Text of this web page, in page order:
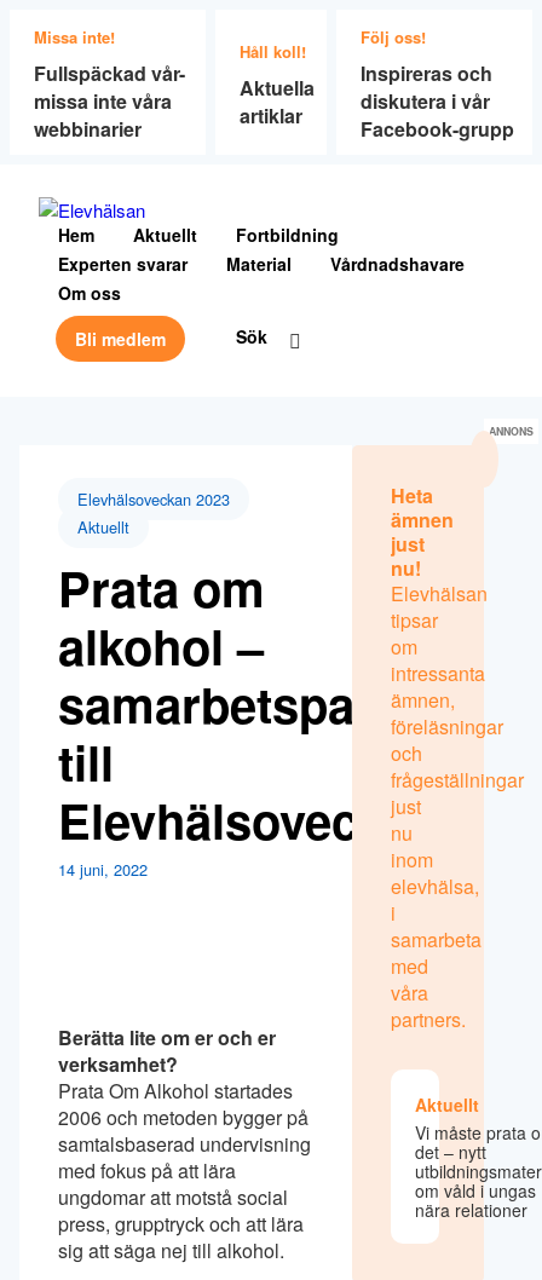
Missa inte!
Fullspäckad vår-
missa inte våra
webbinarier
Håll koll!
Aktuella
artiklar
Följ oss!
Inspireras och
diskutera i vår
Facebook-grupp
Hem Aktuellt
Fortbildning
Experten svarar
Material
Vårdnadshavare
Om oss
Bli medlem
Sök
Elevhälsoveckan 2023
Aktuellt
Prata om
alkohol –
samarbetspartner
till
Elevhälsoveckan
14 juni, 2022
Berätta lite om er och er
verksamhet?
Prata Om Alkohol startades
2006 och metoden bygger på
samtalsbaserad undervisning
med fokus på att lära
ungdomar att motstå social
press, grupptryck och att lära
sig att säga nej till alkohol.
Heta
ämnen
just
nu!
Elevhälsan
tipsar
om
intressanta
ämnen,
föreläsningar
och
frågeställningar
just
nu
inom
elevhälsa,
i
samarbeta
med
våra
partners.
Aktuellt
Vi måste prata
det – nytt
om våld i ungas
nära relationer
ANNONS